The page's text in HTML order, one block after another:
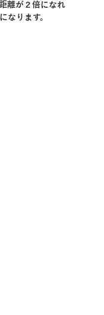
離が２倍になれ
なります。